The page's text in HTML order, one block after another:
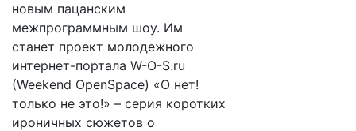
новым пацанским
межпрограммным шоу. Им
станет проект молодежного
интернет-портала W-O-S.ru
(Weekend OpenSpace) «О нет!
только не это!» – серия коротких
ироничных сюжетов о